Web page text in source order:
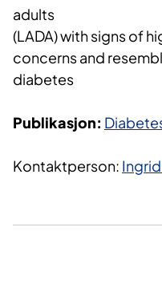
adults
(LADA) with signs of
concerns and
diabetes
Publikasjon:
Kontaktperson: